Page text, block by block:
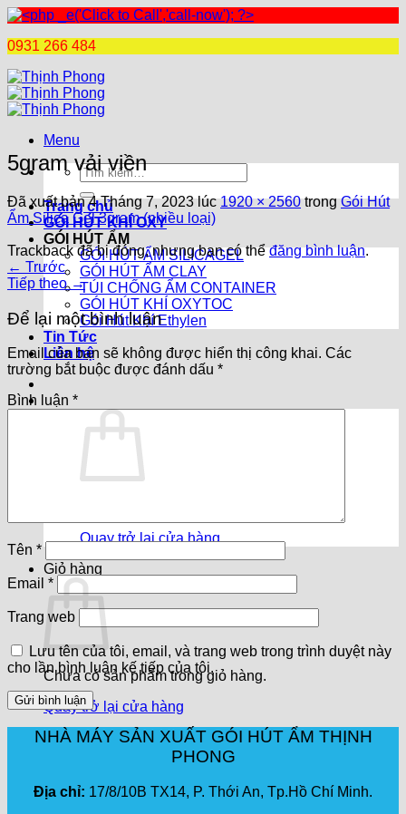
0931 266 484
Chuyển
đến
nội
Menu
Tìm
kiếm:
Trang chủ
GÓI HÚT KHÍ OXY
GÓI HÚT ẨM
GÓI HÚT ẨM SILICAGEL
GÓI HÚT ẨM CLAY
TÚI CHỐNG ẨM CONTAINER
GÓI HÚT KHÍ OXYTOC
Gói Hút Khí Ethylen
Tin Tức
Liên hệ
Quay trở lại cửa hàng
Giỏ hàng
Chưa có sản phẩm trong giỏ hàng.
Quay trở lại cửa hàng
5gram vải viền
Đã xuất bản4 Tháng 7, 2023lúc1920 × 2560trongGói Hút
Ẩm Silica Gel 3gram (nhiều loại)
Trackback đã bị đóng, nhưng bạn có thểđăng bình luận.
← Trước
Tiếp theo →
Để lại một bình luận
Email của bạn sẽ không được hiển thị công khai. Các
trường bắt buộc được đánh dấu *
Bình luận *
Tên *
Email *
Trang web
Lưu tên của tôi, email, và trang web trong trình duyệt này
cho lần bình luận kế tiếp của tôi.
NHÀ MÁY SẢN XUẤT GÓI HÚT ẨM THỊNH
PHONG
Địa chỉ: 17/8/10B TX14, P. Thới An, Tp.Hồ Chí Minh.